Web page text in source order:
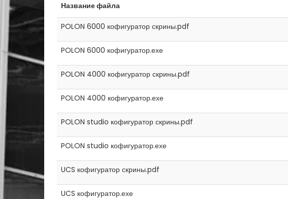
Название файла
POLON 6000 кофигуратор скрины.pdf
POLON 6000 кофигуратор.ехе
POLON 4000 кофигуратор скрины.pdf
POLON 4000 кофигуратор.ехе
POLON studio кофигуратор скрины.pdf
POLON studio кофигуратор.ехе
UCS кофигуратор скрины.pdf
UCS кофигуратор.ехе